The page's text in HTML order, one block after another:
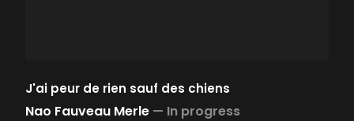
J'ai peur de rien sauf des chiens
Nao Fauveau Merle — In progress